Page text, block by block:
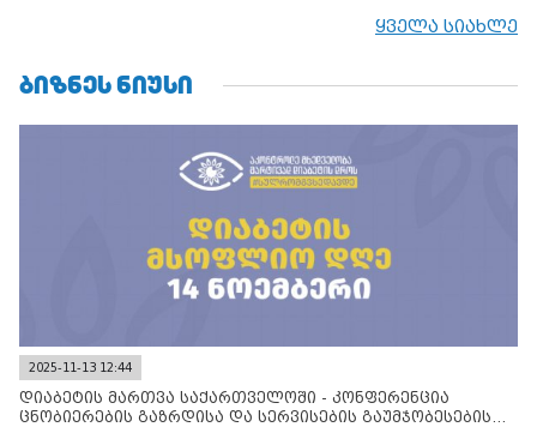
ყველა სიახლე
ᲑᲘᲖᲜᲔᲡ ᲜᲘᲣᲡᲘ
2025-11-13 12:44
დიაბეტის მართვა საქართველოში - კონფერენცია
ცნობიერების გაზრდისა და სერვისების გაუმჯობესების